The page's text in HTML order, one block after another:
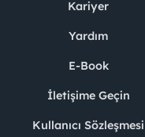
Kariyer
Yardım
E-Book
İletişime Geçin
Kullanıcı Sözleşmesi